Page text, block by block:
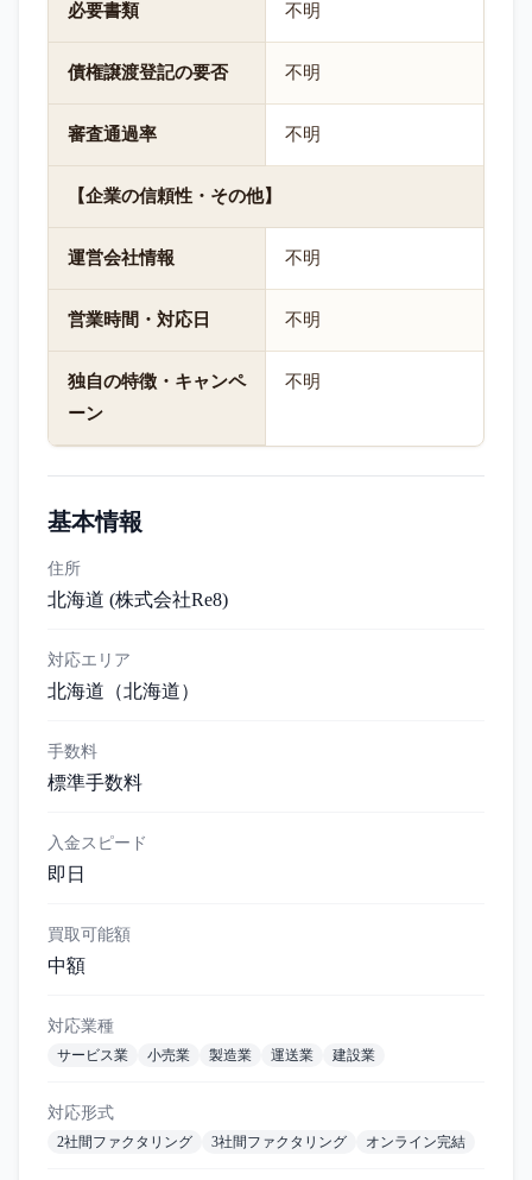
必要書類 不明
債権譲渡登記の要否 不明
審査通過率 不明
【企業の信頼性・その他】
運営会社情報 不明
営業時間・対応日 不明
独自の特徴・キャンペ
ーン
不明
基本情報
住所
北海道 (株式会社Re8)
対応エリア
北海道 （北海道）
手数料
標準手数料
入金スピード
即日
買取可能額
中額
対応業種
サービス業 小売業 製造業 運送業 建設業
対応形式
2社間ファクタリング 3社間ファクタリング オンライン完結